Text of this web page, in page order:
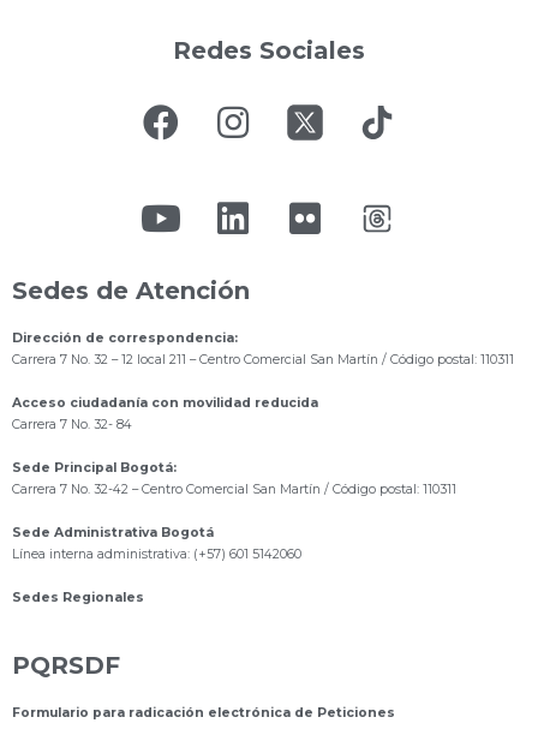
Redes Sociales
Sedes de Atención
Dirección de correspondencia:
Carrera 7 No. 32 – 12 local 211 – Centro Comercial San Martín / Código postal: 110311
Acceso ciudadanía con movilidad reducida
Carrera 7 No. 32- 84
Sede Principal Bogotá:
Carrera 7 No. 32-42 – Centro Comercial San Martín / Código postal: 110311
Sede Administrativa Bogotá
Línea interna administrativa: (+57) 601 5142060
Sedes Regionales
PQRSDF
Formulario para radicación electrónica de Peticiones